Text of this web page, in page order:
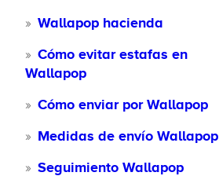
Wallapop hacienda
Cómo evitar estafas en
Wallapop
Cómo enviar por Wallapop
Medidas de envío Wallapop
Seguimiento Wallapop